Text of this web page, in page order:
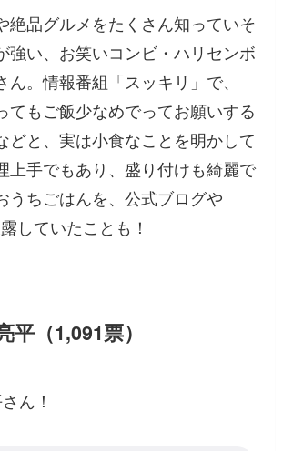
絶品グルメをたくさん知っていそ
強い、お笑いコンビ・ハリセンボ
ん。情報番組「スッキリ」で、
てもご飯少なめでってお願いする
どと、実は小食なことを明かして
上手でもあり、盛り付けも綺麗で
うちごはんを、公式ブログや
していたことも！
平（1,091票）
ん！